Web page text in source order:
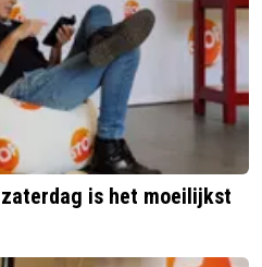
is het moeilijkst